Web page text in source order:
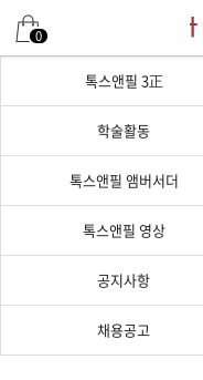
0
톡스앤필 3正
학술활동
톡스앤필 앰버서더
톡스앤필 영상
공지사항
채용공고